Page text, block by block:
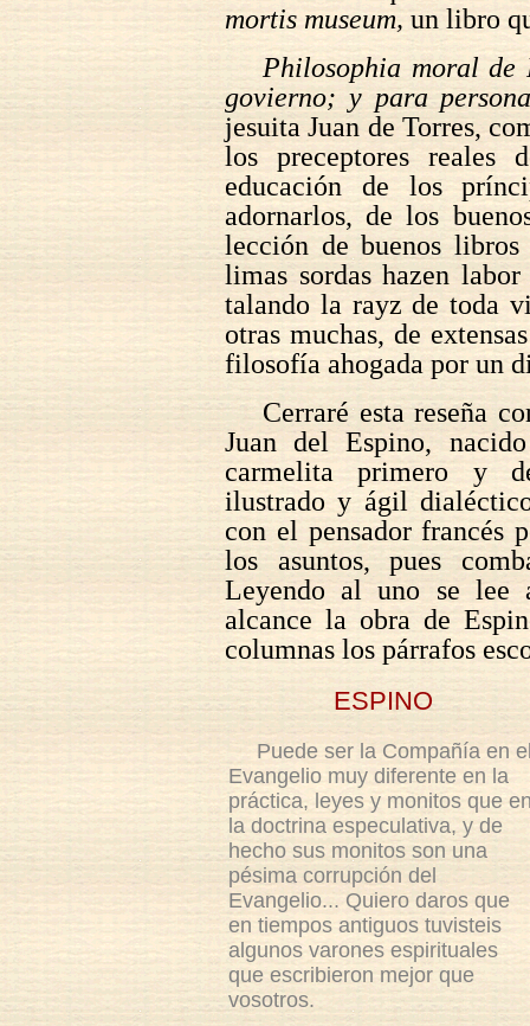
mortis museum,un libro
Philosophia moral de
govierno; y para
jesuita Juan de Torres,
los preceptores
educación de los
adornarlos, de los
lección de buenos
limas sordas hazen
talando la rayz de toda
otras muchas, de
filosofía ahogada por un
Cerraré esta reseña
Juan del Espino,
carmelita primero y
ilustrado y ágil
con el pensador francés
los asuntos, pues
Leyendo al uno se lee
alcance la obra de
columnas los párrafos
ESPINO
Puede ser la Compañía en
Evangelio muy diferente en la
práctica, leyes y monitos que
la doctrina especulativa, y de
hecho sus monitos son una
pésima corrupción del
Evangelio... Quiero daros que
en tiempos antiguos tuvisteis
algunos varones espirituales
que escribieron mejor que
vosotros.